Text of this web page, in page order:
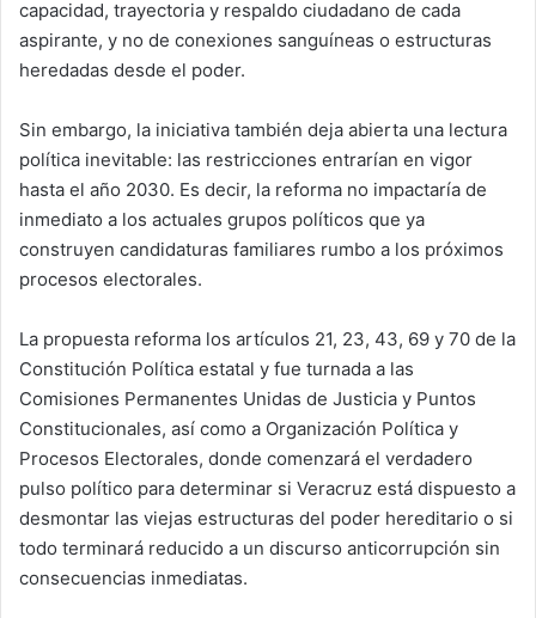
capacidad, trayectoria y respaldo ciudadano de cada
aspirante, y no de conexiones sanguíneas o estructuras
heredadas desde el poder.
Sin embargo, la iniciativa también deja abierta una lectura
política inevitable: las restricciones entrarían en vigor
hasta el año 2030. Es decir, la reforma no impactaría de
inmediato a los actuales grupos políticos que ya
construyen candidaturas familiares rumbo a los próximos
procesos electorales.
La propuesta reforma los artículos 21, 23, 43, 69 y 70 de la
Constitución Política estatal y fue turnada a las
Comisiones Permanentes Unidas de Justicia y Puntos
Constitucionales, así como a Organización Política y
Procesos Electorales, donde comenzará el verdadero
pulso político para determinar si Veracruz está dispuesto a
desmontar las viejas estructuras del poder hereditario o si
todo terminará reducido a un discurso anticorrupción sin
consecuencias inmediatas.